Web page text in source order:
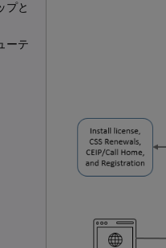
プと
ーテ